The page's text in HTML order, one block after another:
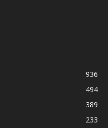
936
494
389
233